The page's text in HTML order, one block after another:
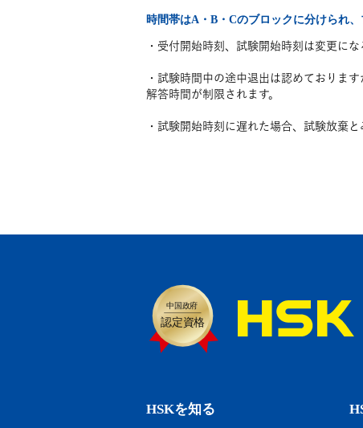
時間帯はA・B・Cのブロックに分けられ
・受付開始時刻、試験開始時刻は変更にな
・試験時間中の途中退出は認めておりま
解答時間が制限されます。
・試験開始時刻に遅れた場合、試験放棄
HSKを知る